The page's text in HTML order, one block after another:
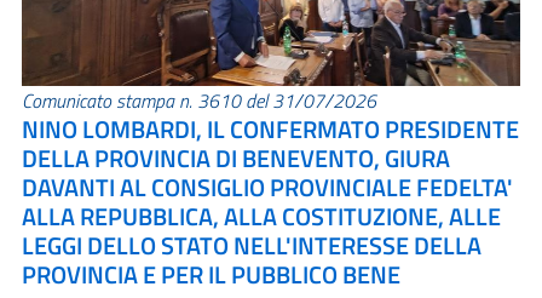
Comunicato stampa n. 3610 del 31/07/2026
NINO LOMBARDI, IL CONFERMATO PRESIDENTE
DELLA PROVINCIA DI BENEVENTO, GIURA
DAVANTI AL CONSIGLIO PROVINCIALE FEDELTA'
ALLA REPUBBLICA, ALLA COSTITUZIONE, ALLE
LEGGI DELLO STATO NELL'INTERESSE DELLA
PROVINCIA E PER IL PUBBLICO BENE